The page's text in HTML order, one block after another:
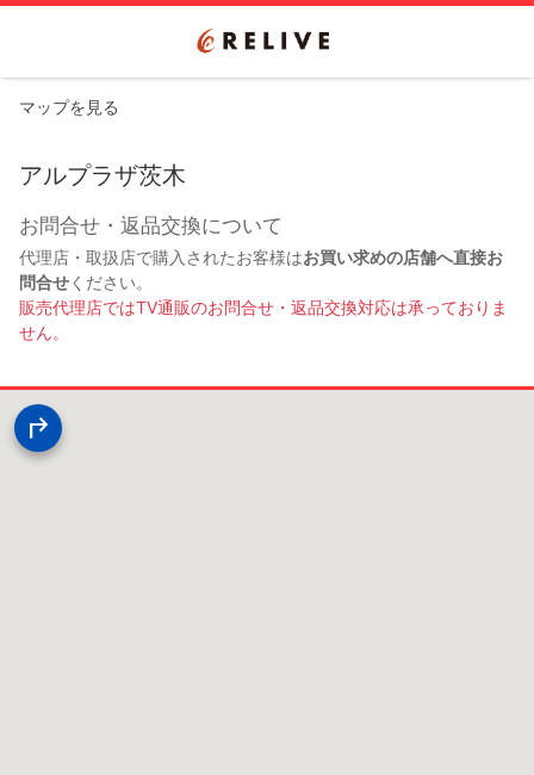
マップを見る
アルプラザ茨木
お問合せ・返品交換について
代理店・取扱店で購入されたお客様はお買い求めの店舗へ直接お
問合せください。
販売代理店ではTV通販のお問合せ・返品交換対応は承っておりま
せん。